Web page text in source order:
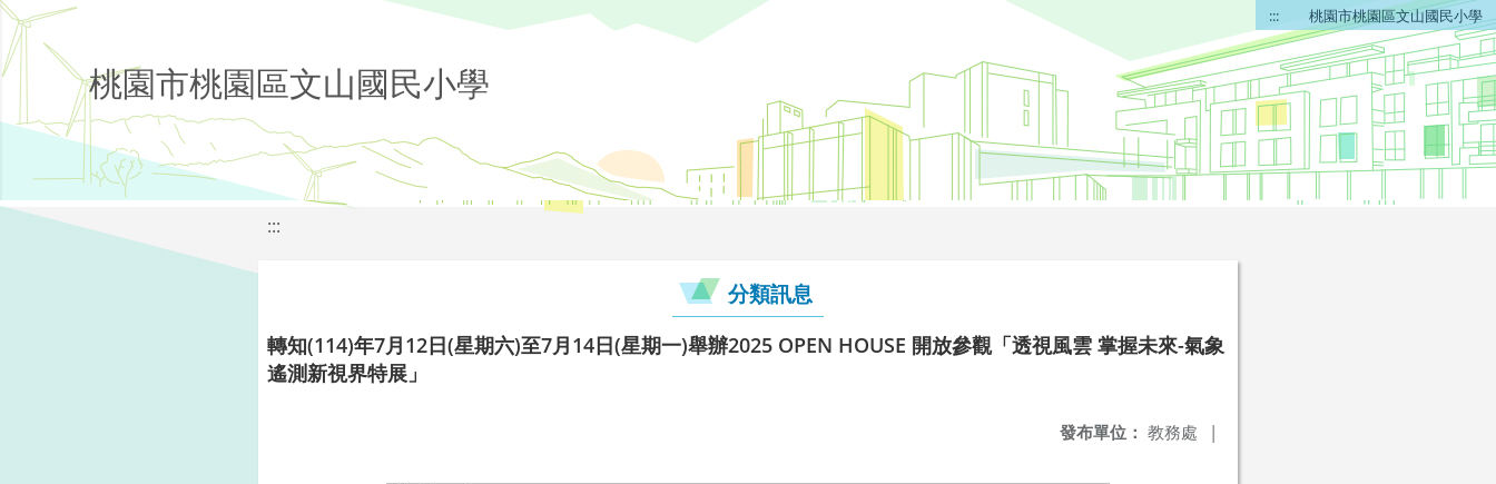
::: 桃園市桃園區文山國民小學
桃園市桃園區文山國民小學
:::
分類訊息
轉知(114)年7月12日(星期六)至7月14日(星期一)舉辦2025 OPEN HOUSE 開放參觀「透視風雲 掌握未來-氣象
遙測新視界特展」
發布單位： 教務處 |